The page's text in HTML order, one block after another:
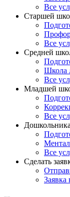
Все
Старшей
Все
Средней
Школа
Все
Младшей
Все
Все
Сделать
Заявка